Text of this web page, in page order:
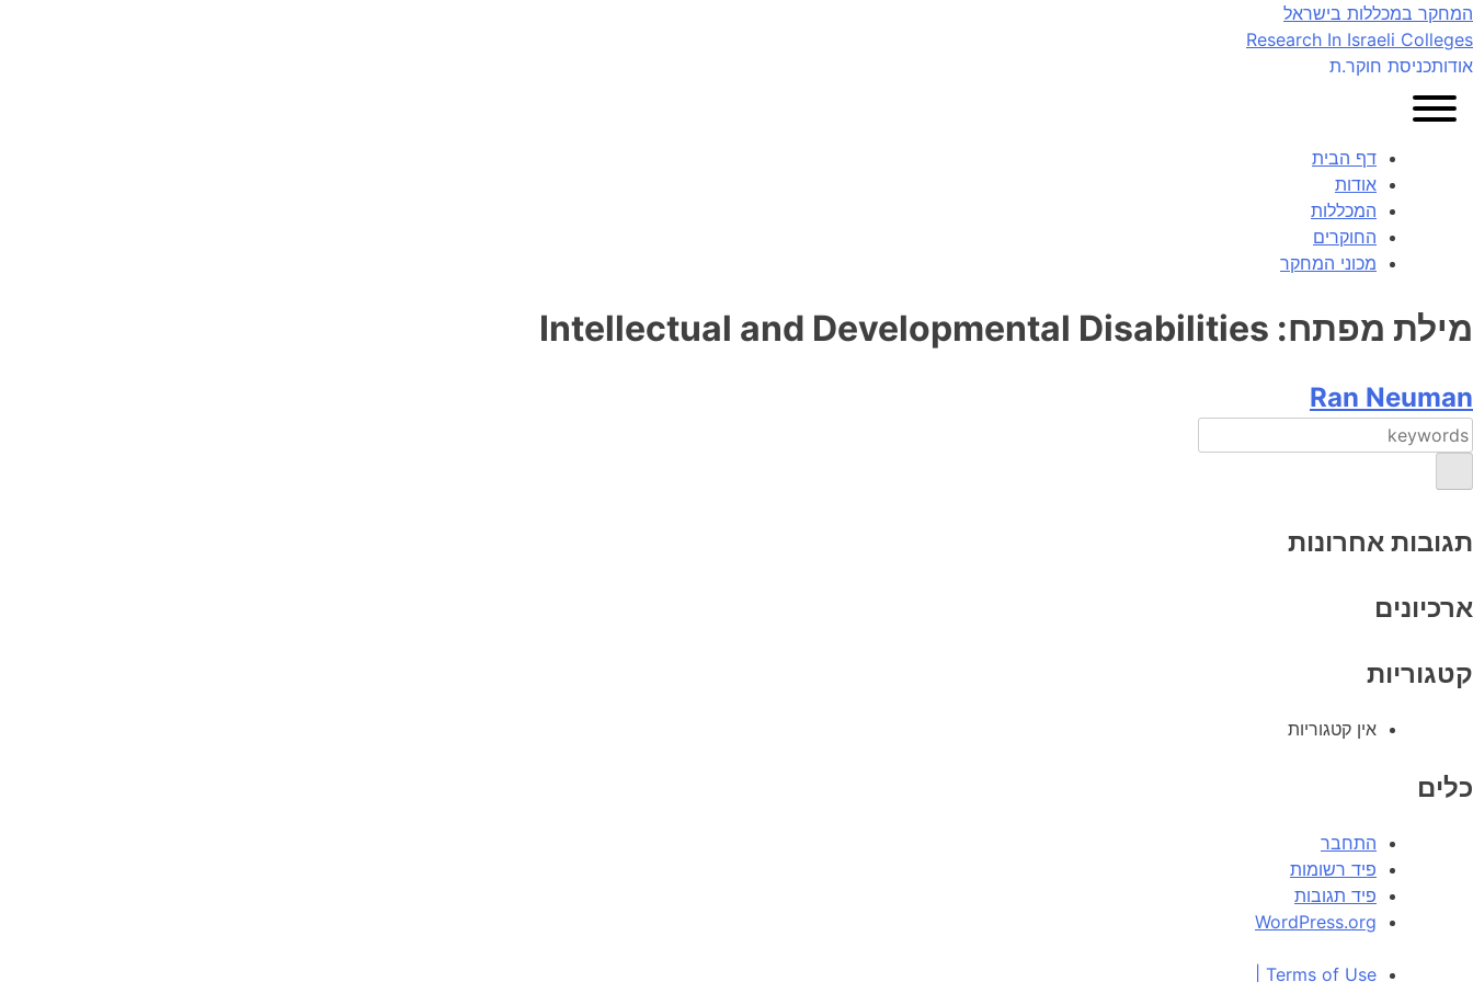
Skip
to
content
המחקר במכללות בישראל
Research In Israeli Colleges
אודותכניסת חוקר.ת
דף הבית
אודות
המכללות
החוקרים
מכוני המחקר
מילת מפתח: Intellectual and Developmental Disabilities
Ran Neuman
תגובות אחרונות
ארכיונים
קטגוריות
אין קטגוריות
כלים
התחבר
פיד רשומות
פיד תגובות
WordPress.org
Terms of Use